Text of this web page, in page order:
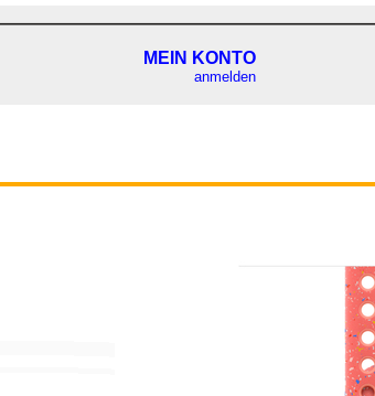
MEIN KONTO
anmelden